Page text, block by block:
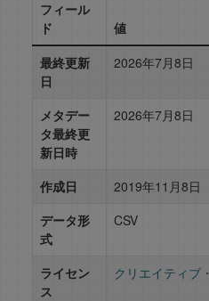
フィール
ド
値
最終更新
日
2026年7月8日
メタデー
タ最終更
新日時
2026年7月8日
作成日
2019年11月8日
データ形
式
CSV
ライセン
ス
クリエイティブ